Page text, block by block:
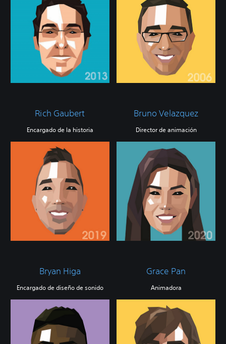
Rich Gaubert
Encargado de la historia
Bruno Velazquez
Director de animación
Bryan Higa
Encargado de diseño de sonido
Grace Pan
Animadora